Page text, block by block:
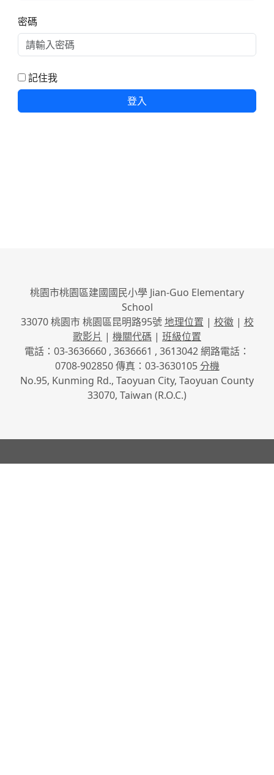
密碼
記住我
登入
桃園市桃園區建國國民小學 Jian-Guo Elementary
School
33070 桃園市 桃園區昆明路95號地理位置 | 校徽| 校
歌影片 | 機關代碼 | 班級位置
電話：03-3636660 , 3636661 , 3613042 網路電話：
0708-902850 傳真：03-3630105分機
No.95, Kunming Rd., Taoyuan City, Taoyuan County
33070, Taiwan (R.O.C.)